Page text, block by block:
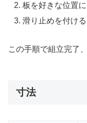
板を好きな位置
滑り止めを付ける
この手順で組立完了
寸法